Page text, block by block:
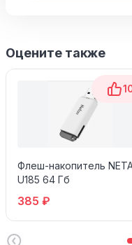
Оцените также
Флеш-накопитель
U185 64 Гб
385 ₽